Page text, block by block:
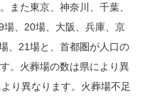
また東京、神奈川、千葉、
、20場、大阪、兵庫、京
、21場と、首都圏が人口の
。火葬場の数は県により異
り異なります。火葬場不足